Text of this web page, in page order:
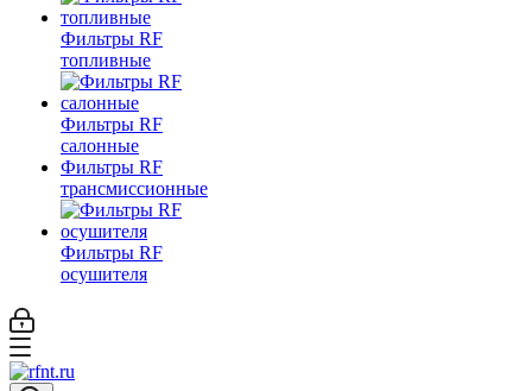
Фильтры RF
топливные
Фильтры RF
салонные
Фильтры RF
трансмиссионные
Фильтры RF
осушителя